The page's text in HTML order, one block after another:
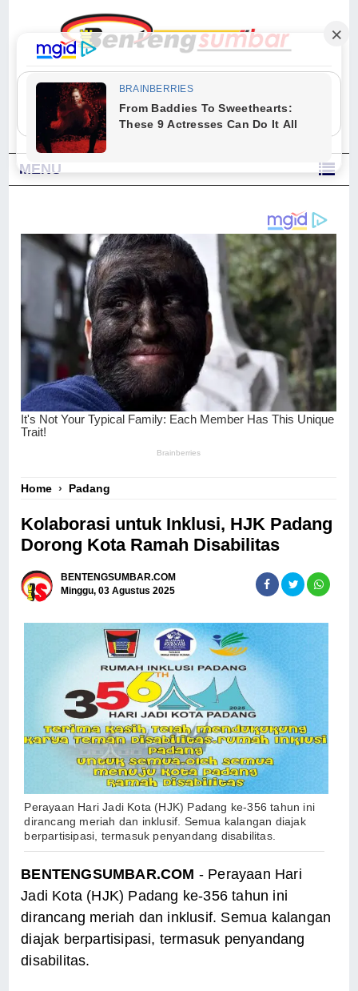
"Sesungguhnya Allah dan para malaikat-Nya berselawat untuk Nabi.
Wahai orang-orang yang beriman, berselawatlah kamu untuk Nabi dan
ucapkanlah salam dengan penuh penghormatan kepadanya." (Qs. Al
Ahzab Ayat 56)
MENU
Home › Padang
Kolaborasi untuk Inklusi, HJK Padang
Dorong Kota Ramah Disabilitas
BENTENGSUMBAR.COM
Minggu, 03 Agustus 2025
Perayaan Hari Jadi Kota (HJK) Padang ke-356 tahun ini
dirancang meriah dan inklusif. Semua kalangan diajak
berpartisipasi, termasuk penyandang disabilitas.
BENTENGSUMBAR.COM - Perayaan Hari
Jadi Kota (HJK) Padang ke-356 tahun ini
dirancang meriah dan inklusif. Semua kalangan
diajak berpartisipasi, termasuk penyandang
disabilitas.